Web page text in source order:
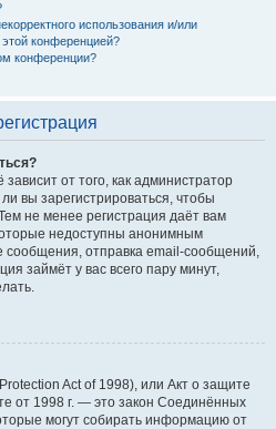
использования и/или
конференцией?
конференции?
от того, как администратор
вы зарегистрироваться, чтобы
не менее регистрация даёт вам
недоступны анонимным
сообщения, отправка email-сообщений,
займёт у вас всего пару минут,
Act of 1998), или Акт о защите
от 1998 г. — это закон Соединённых
могут собирать информацию от